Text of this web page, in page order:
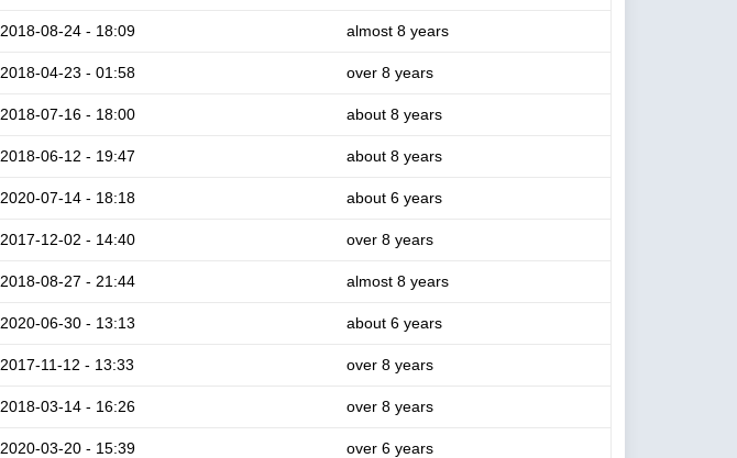
2018-08-24 - 18:09 almost 8 years
2018-04-23 - 01:58 over 8 years
2018-07-16 - 18:00 about 8 years
2018-06-12 - 19:47 about 8 years
2020-07-14 - 18:18 about 6 years
2017-12-02 - 14:40 over 8 years
2018-08-27 - 21:44 almost 8 years
2020-06-30 - 13:13 about 6 years
2017-11-12 - 13:33 over 8 years
2018-03-14 - 16:26 over 8 years
2020-03-20 - 15:39 over 6 years